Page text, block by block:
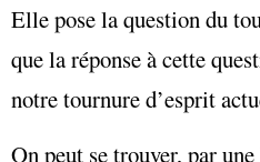
Elle pose la question du
que la réponse à cette
notre tournure d’esprit
On peut se trouver, par